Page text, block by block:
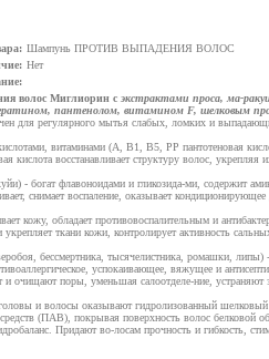
Шампунь ПРОТИВ ВЫПАДЕНИЯ ВОЛОС
Нет
волос Миглиорин с экстрактами проса, ма-
пантенолом, витамином F, шелковым
для регулярного мытья слабых, ломких и
витаминами (А, В1, В5, РР пантотеновая
кислота восстанавливает структуру волос, укрепляя
- богат флавоноидами и гликозида-ми, содержит
снимает воспаление, оказывает кондиционирующее
кожу, обладает противовоспалительным и
ткани кожи, контролирует активность
бессмертника, тысячелистника, ромашки, липы)
успокаивающее, вяжущее и
очищают поры, уменьшая салоотделе-ние, устраняют
и волосы оказывают гидролизованный
(ПАВ), покрывая поверхность волос белковой
Придают во-лосам прочность и гибкость,